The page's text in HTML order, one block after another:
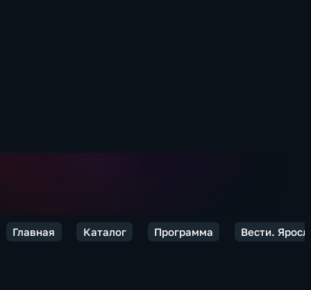
Главная Каталог Программа Вести.